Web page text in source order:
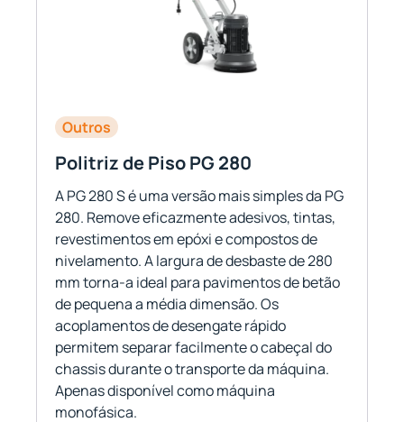
Outros
Politriz de Piso PG 280
A PG 280 S é uma versão mais simples da PG
280. Remove eficazmente adesivos, tintas,
revestimentos em epóxi e compostos de
nivelamento. A largura de desbaste de 280
mm torna-a ideal para pavimentos de betão
de pequena a média dimensão. Os
acoplamentos de desengate rápido
permitem separar facilmente o cabeçal do
chassis durante o transporte da máquina.
Apenas disponível como máquina
monofásica.